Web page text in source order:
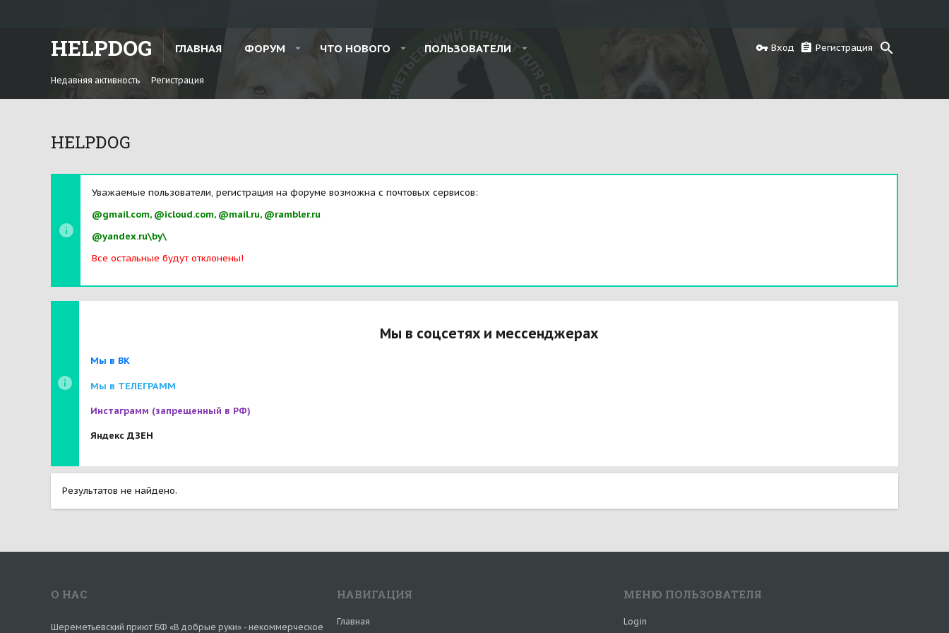
HELPDOG ГЛАВНАЯ ФОРУМ ЧТО НОВОГО ПОЛЬЗОВАТЕЛИ Вход Регистрация
Недавняя активность Регистрация
HELPDOG
Уважаемые пользователи, регистрация на форуме возможна с почтовых сервисов:
@gmail.com, @icloud.com, @mail.ru, @rambler.ru
@yandex.ru\by\
Все остальные будут отклонены!
Мы в соцсетях и мессенджерах
Мы в ВК
Мы в ТЕЛЕГРАММ
Инстаграмм (запрещенный в РФ)
Яндекс ДЗЕН
Результатов не найдено.
О НАС
Шереметьевский приют БФ «В добрые руки» - некоммерческое
НАВИГАЦИЯ
Главная
МЕНЮ ПОЛЬЗОВАТЕЛЯ
Login